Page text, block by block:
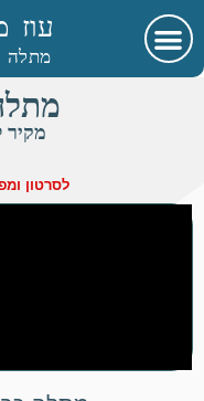
עוז
מתלה
מקיר
לסרטון